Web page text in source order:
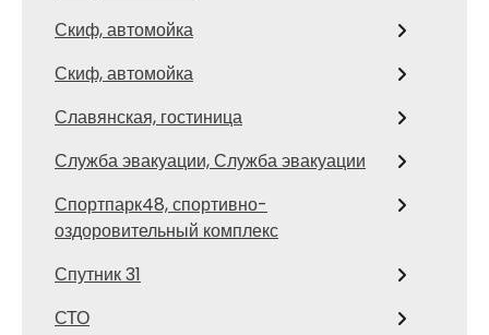
Скиф, автомойка
Скиф, автомойка
Славянская, гостиница
Служба эвакуации, Служба эвакуации
Спортпарк48, спортивно-
оздоровительный комплекс
Спутник 31
СТО